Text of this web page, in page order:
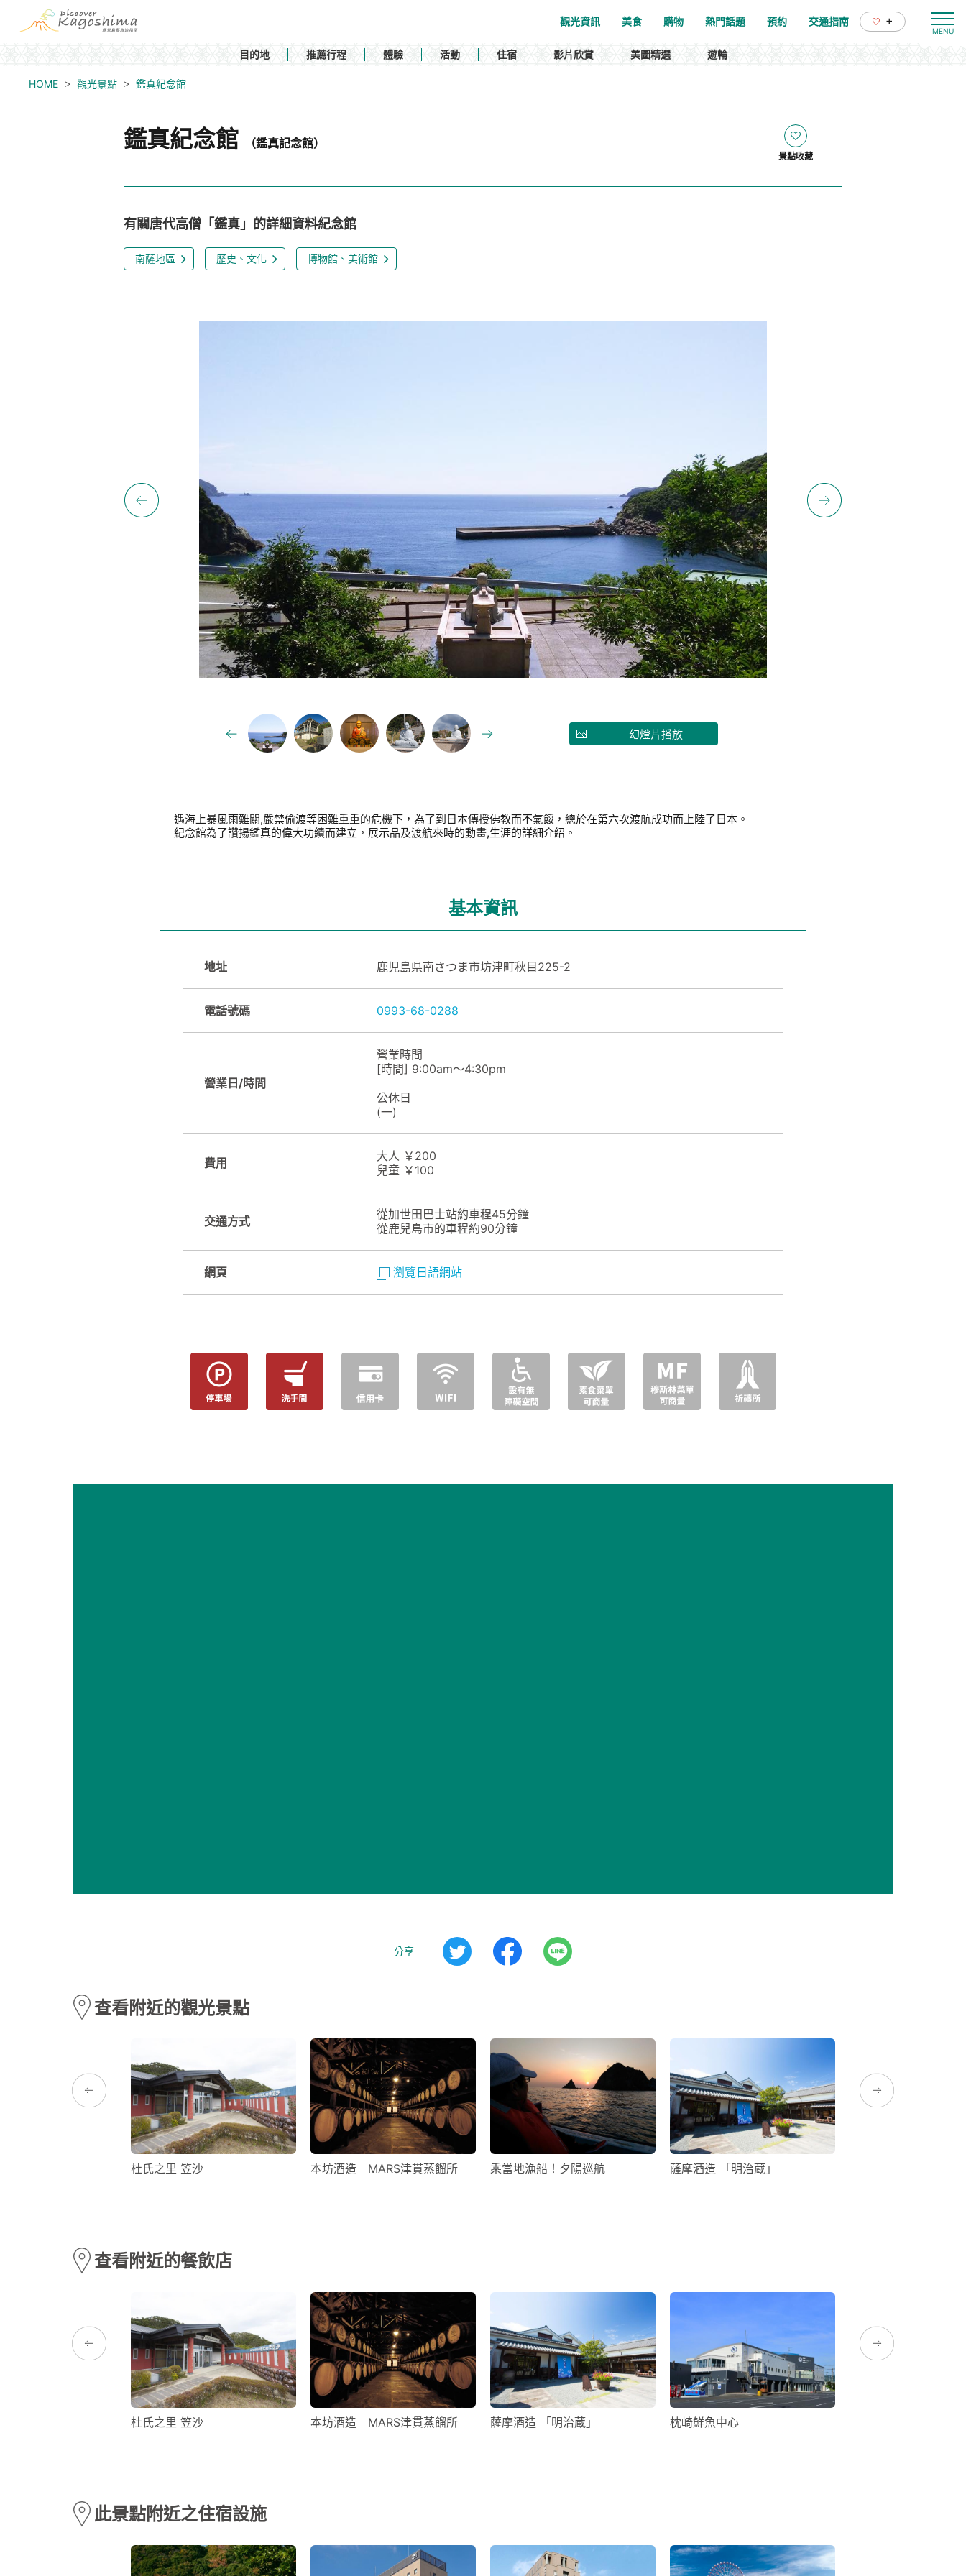
觀光資訊 美食 購物 熱門話題 預約 交通指南 +
目的地 推薦行程 體驗 活動 住宿 影片欣賞 美圖精選 遊輪
HOME 觀光景點 鑑真紀念館
鑑真紀念館 （鑑真記念館）
景點收藏
有關唐代高僧「鑑真」的詳細資料紀念館
南薩地區 歷史、文化 博物館、美術館
幻燈片播放
遇海上暴風雨難關,嚴禁偷渡等困難重重的危機下，為了到日本傳授佛教而不氣餒，總於在第六次渡航成功而上陸了日本。
紀念館為了讚揚鑑真的偉大功績而建立，展示品及渡航來時的動畫,生涯的詳細介紹。
基本資訊
地址 鹿児島県南さつま市坊津町秋目225-2
電話號碼 0993-68-0288
營業日/時間
營業時間
[時間] 9:00am～4:30pm
公休日
(一)
費用
大人 ￥200
兒童 ￥100
交通方式
從加世田巴士站約車程45分鐘
從鹿兒島市的車程約90分鐘
網頁 瀏覽日語網站
分享
查看附近的觀光景點
杜氏之里 笠沙 本坊酒造 MARS津貫蒸餾所 乘當地漁船！夕陽巡航 薩摩酒造 「明治蔵」
查看附近的餐飲店
杜氏之里 笠沙 本坊酒造 MARS津貫蒸餾所 薩摩酒造 「明治蔵」 枕崎鮮魚中心
此景點附近之住宿設施